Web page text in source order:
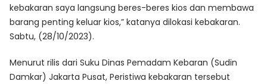
kebakaran saya langsung beres-beres kios dan membawa
barang penting keluar kios,” katanya dilokasi kebakaran.
Sabtu, (28/10/2023).
Menurut rilis dari Suku Dinas Pemadam Kebaran (Sudin
Damkar) Jakarta Pusat, Peristiwa kebakaran tersebut